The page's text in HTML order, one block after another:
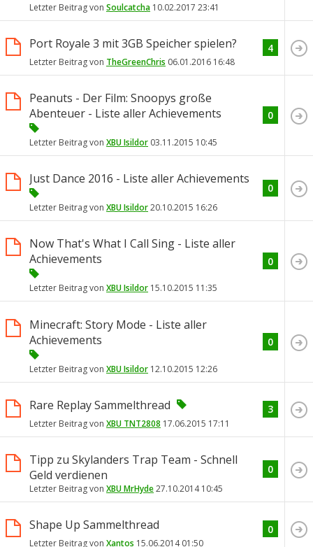
Letzter Beitrag von Soulcatcha 10.02.2017 23:41
Port Royale 3 mit 3GB Speicher spielen?
Letzter Beitrag von TheGreenChris 06.01.2016 16:48
4
Peanuts - Der Film: Snoopys große
Abenteuer - Liste aller Achievements
Letzter Beitrag von XBU Isildor 03.11.2015 10:45
0
Just Dance 2016 - Liste aller Achievements
Letzter Beitrag von XBU Isildor20.10.2015 16:26
0
Now That's What I Call Sing - Liste aller
Achievements
Letzter Beitrag von XBU Isildor 15.10.2015 11:35
0
Minecraft: Story Mode - Liste aller
Achievements
Letzter Beitrag von XBU Isildor 12.10.2015 12:26
0
Rare Replay Sammelthread
Letzter Beitrag von XBU TNT2808 17.06.2015 17:11
3
Tipp zu Skylanders Trap Team - Schnell
Geld verdienen
Letzter Beitrag von XBU MrHyde27.10.201410:45
0
Shape Up Sammelthread
Letzter Beitrag von Xantos 15.06.201401:50
0